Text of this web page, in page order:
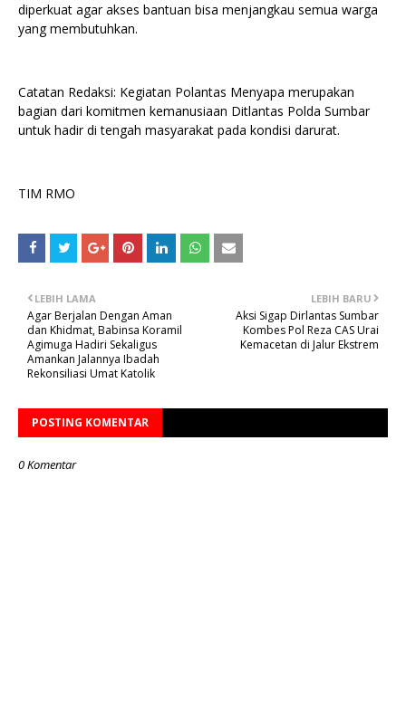
diperkuat agar akses bantuan bisa menjangkau semua warga
yang membutuhkan.
Catatan Redaksi: Kegiatan Polantas Menyapa merupakan
bagian dari komitmen kemanusiaan Ditlantas Polda Sumbar
untuk hadir di tengah masyarakat pada kondisi darurat.
TIM RMO
LEBIH BARU
Aksi Sigap Dirlantas Sumbar
Kombes Pol Reza CAS Urai
Kemacetan di Jalur Ekstrem
LEBIH LAMA
Agar Berjalan Dengan Aman
dan Khidmat, Babinsa Koramil
Agimuga Hadiri Sekaligus
Amankan Jalannya Ibadah
Rekonsiliasi Umat Katolik
POSTING KOMENTAR
0 Komentar